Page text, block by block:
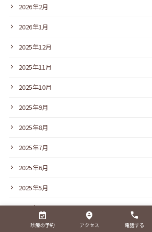
2026年2月
2026年1月
2025年12月
2025年11月
2025年10月
2025年9月
2025年8月
2025年7月
2025年6月
2025年5月
2025年4月
2025年3月
診療の予約 アクセス 電話する